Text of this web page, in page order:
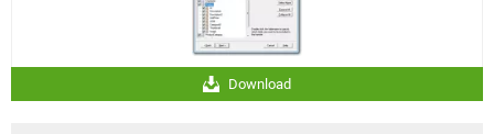
Download